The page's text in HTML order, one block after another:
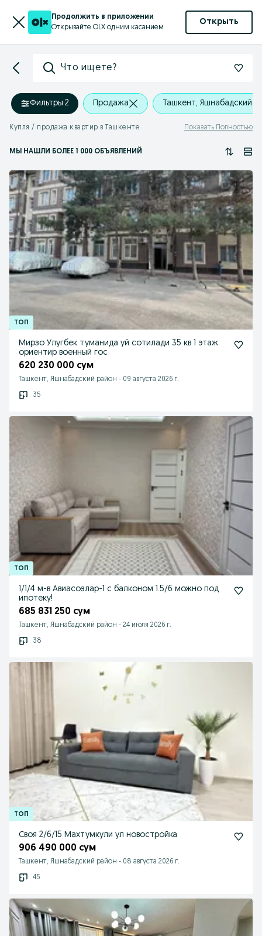
Продолжить в приложении
Открывайте OLX одним касанием
Открыть
Что ищете?
Фильтры·2 Продажа Ташкент, Яшнабадский
Купля / продажа квартир в Ташкенте Показать Полностью
МЫ НАШЛИ БОЛЕЕ 1 000 ОБЪЯВЛЕНИЙ
Мирзо Улугбек туманида уй сотилади 35 кв 1 этаж
ориентир военный гос
620 230 000 сум
Ташкент, Яшнабадский район - 09 августа 2026 г.
35
1/1/4 м-в Авиасозлар-1 с балконом 1.5/6 можно под
ипотеку!
685 831 250 сум
Ташкент, Яшнабадский район - 24 июля 2026 г.
38
Своя 2/6/15 Махтумкули ул новостройка
906 490 000 сум
Ташкент, Яшнабадский район - 08 августа 2026 г.
45